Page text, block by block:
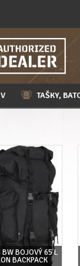
TAŠKY,
BW BOJOVÝ 65 L
BACKPACK